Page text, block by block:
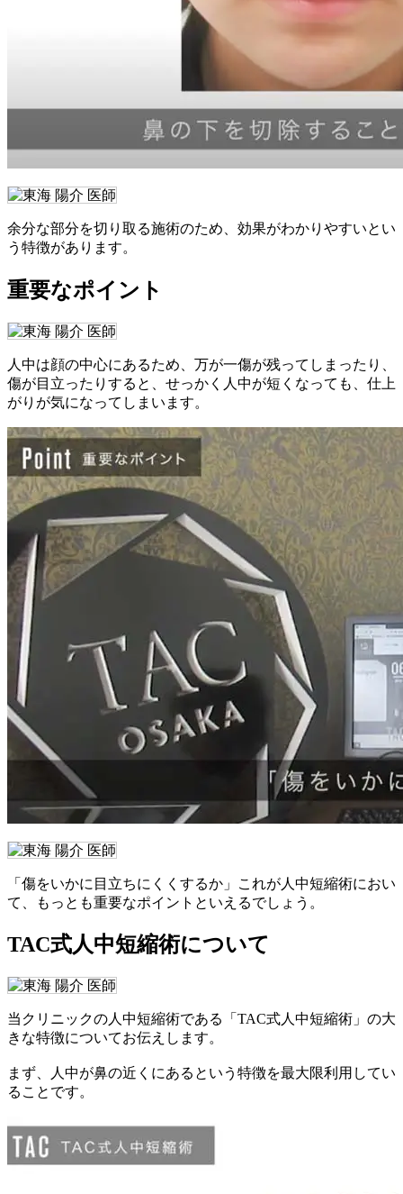
余分な部分を切り取る施術のため、効果がわかりやすいとい
う特徴があります。
重要なポイント
人中は顔の中心にあるため、万が一傷が残ってしまったり、
傷が目立ったりすると、せっかく人中が短くなっても、仕上
がりが気になってしまいます。
「傷をいかに目立ちにくくするか」これが人中短縮術におい
て、もっとも重要なポイントといえるでしょう。
TAC式人中短縮術について
当クリニックの人中短縮術である「TAC式人中短縮術」の大
きな特徴についてお伝えします。
まず、人中が鼻の近くにあるという特徴を最大限利用してい
ることです。